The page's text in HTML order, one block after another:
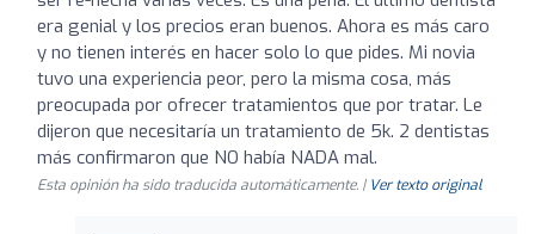
era genial y los precios eran buenos. Ahora es más caro
y no tienen interés en hacer solo lo que pides. Mi novia
tuvo una experiencia peor, pero la misma cosa, más
preocupada por ofrecer tratamientos que por tratar. Le
dijeron que necesitaría un tratamiento de 5k. 2 dentistas
más confirmaron que NO había NADA mal.
Esta opinión ha sido traducida automáticamente. | Ver texto original